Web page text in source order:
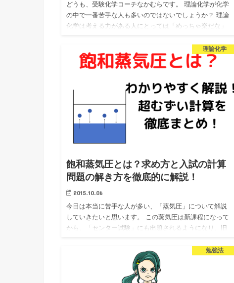
どうも、受験化学コーチなかむらです。 理論化学が化学
の中で一番苦手な人も多いのではないでしょうか？ 理論
化学は考える力がある人にとっては「めっちゃ楽だな」
理論化学
飽和蒸気圧とは？求め方と入試の計算
問題の解き方を徹底的に解説！
2015.10.06
今日は本当に苦手な人が多い、「蒸気圧」について解説
していきたいと思います。 この蒸気圧は新課程になって
から、「センター試験」にも出題されるようになり、旧
勉強法